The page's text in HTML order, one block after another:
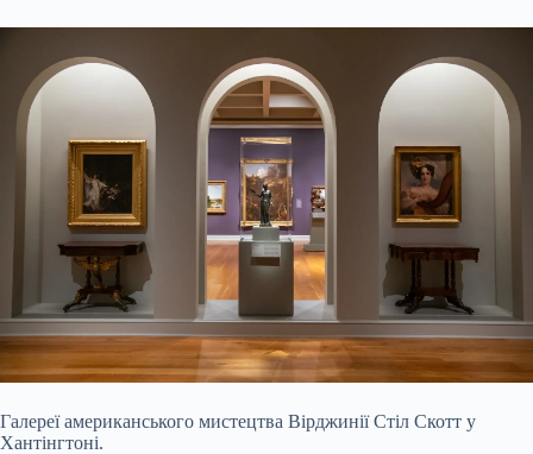
Галереї американського мистецтва Вірджинії Стіл Скотт у
Хантінгтоні.